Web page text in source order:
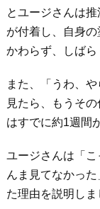
とユージさんは
が付着し、自身
かわらず、しばら
また、「うわ、
見たら、もうそ
はすでに約1週間
ユージさんは「
んま見てなかっ
た理由を説明しま